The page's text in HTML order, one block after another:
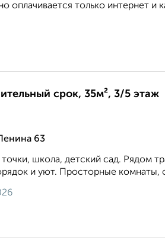
оплачивается только интернет и
срок, 35м², 3/5 этаж
63
школа, детский сад. Рядом
и уют. Просторные